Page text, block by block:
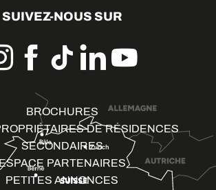
SUIVEZ-NOUS SUR
BROCHURES
DE RÉSIDENCES
SECONDAIRES
ESPACE PARTENAIRES
PETITES ANNONCES